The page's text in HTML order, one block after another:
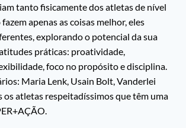
tanto fisicamente dos atletas de nível
apenas as coisas melhor, eles
explorando o potencial da sua
práticas: proatividade,
foco no propósito e disciplina.
Maria Lenk, Usain Bolt, Vanderlei
atletas respeitadíssimos que têm uma